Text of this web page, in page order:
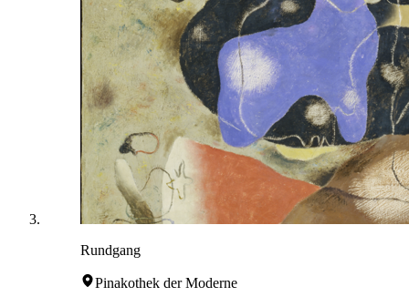
Rundgang
Pinakothek der Moderne